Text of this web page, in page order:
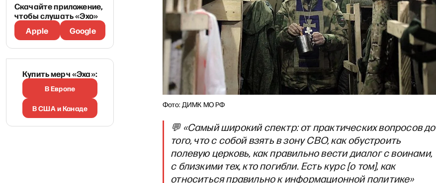
Скачайте приложение,
чтобы слушать «Эхо»
Apple
Google
Купить мерч «Эха»:
В Европе
В США и Канаде
Фото: ДИМК МО РФ
💬 «Самый широкий спектр: от практических вопросов до
того, что с собой взять в зону СВО, как обустроить
полевую церковь, как правильно вести диалог с воинами,
с близкими тех, кто погибли. Есть курс [о том], как
относиться правильно к информационной политике»